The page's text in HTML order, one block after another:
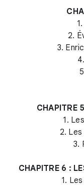
2.
3.
CHAPITRE
1.
2.
3.
CHAPITRE 6 :
1.